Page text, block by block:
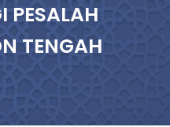
TENGAH